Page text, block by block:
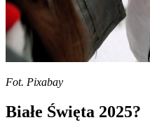
Fot. Pixabay
Białe Święta 2025?